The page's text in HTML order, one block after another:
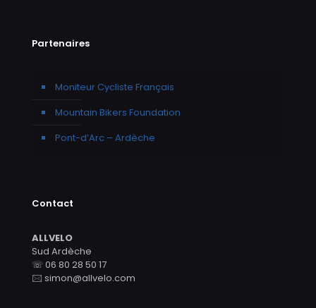
Partenaires
Moniteur Cycliste Français
Mountain Bikers Foundation
Pont-d’Arc – Ardèche
Contact
ALLVELO
Sud Ardèche
☏ 06 80 28 50 17
🖂 simon@allvelo.com